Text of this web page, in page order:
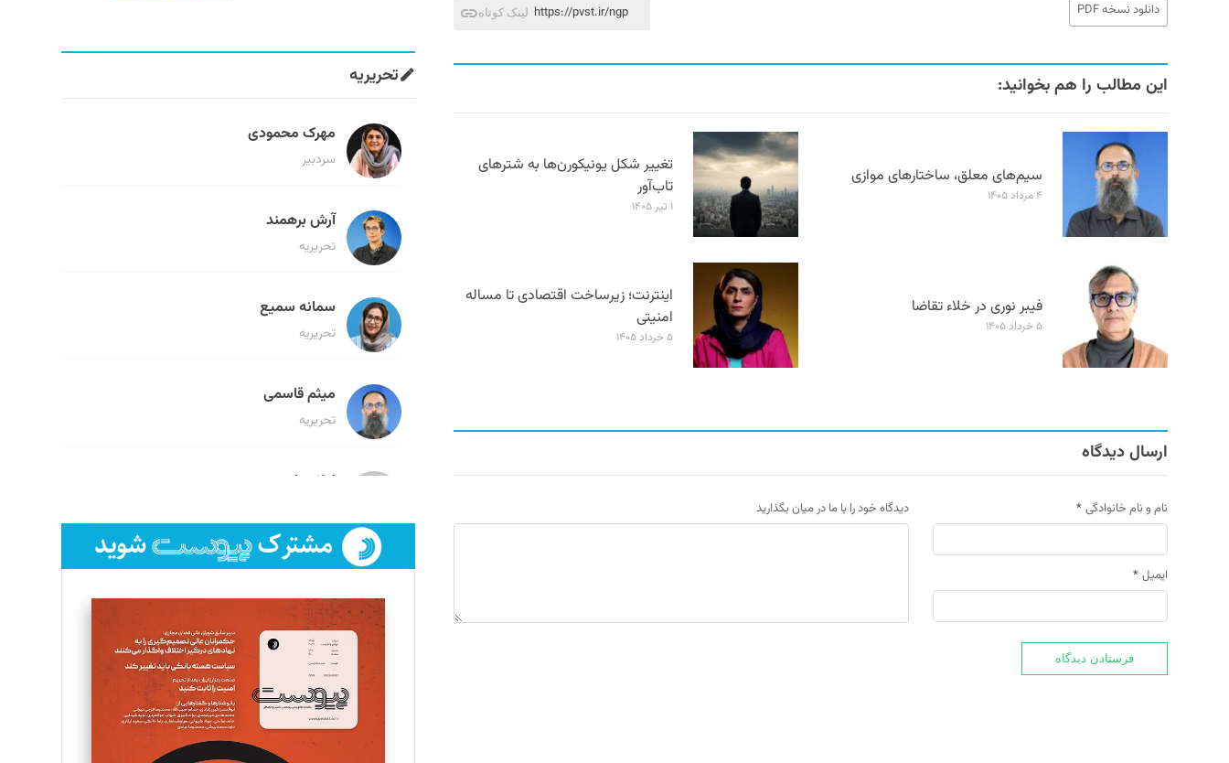
دانلود نسخه PDF لینک کوتاه https://pvst.ir/ngp
این مطالب را هم بخوانید:
سیم‌های معلق، ساختارهای موازی
۴ مرداد ۱۴۰۵
تغییر شکل یونیکورن‌ها به شترهای
تاب‌آور
۱ تیر ۱۴۰۵
فیبر نوری در خلاء تقاضا
۵ خرداد ۱۴۰۵
اینترنت؛ زیرساخت اقتصادی تا مساله
امنیتی
۵ خرداد ۱۴۰۵
ارسال دیدگاه
نام و نام خانوادگی *
ایمیل *
دیدگاه خود را با ما در میان بگذارید
تحریریه
مهرک محمودی
سردبیر
آرش برهمند
تحریریه
سمانه سمیع
تحریریه
میثم قاسمی
تحریریه
لیلا حنارود
فائزه فتحی رستمی
تحریریه
سروش کرمیان
تحریریه
مینا پاکدل